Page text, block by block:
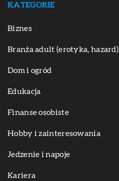
KATEGORIE
Biznes
Branża adult (erotyka, hazard)
Dom i ogród
Edukacja
Finanse osobiste
Hobby i zainteresowania
Jedzenie i napoje
Kariera